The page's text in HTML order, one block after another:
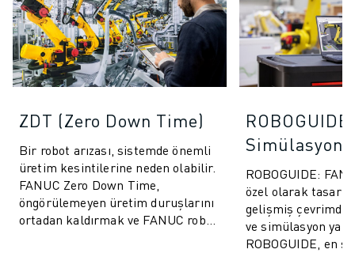
ZDT (Zero Down Time)
Bir robot arızası, sistemde önemli
üretim kesintilerine neden olabilir.
FANUC Zero Down Time,
öngörülemeyen üretim duruşlarını
ortadan kaldırmak ve FANUC robot
ROBOGUIDE
Simülasyon
ROBOGUIDE:
özel olarak
gelişmiş
ve simülasyon
ROBOGUIDE, en